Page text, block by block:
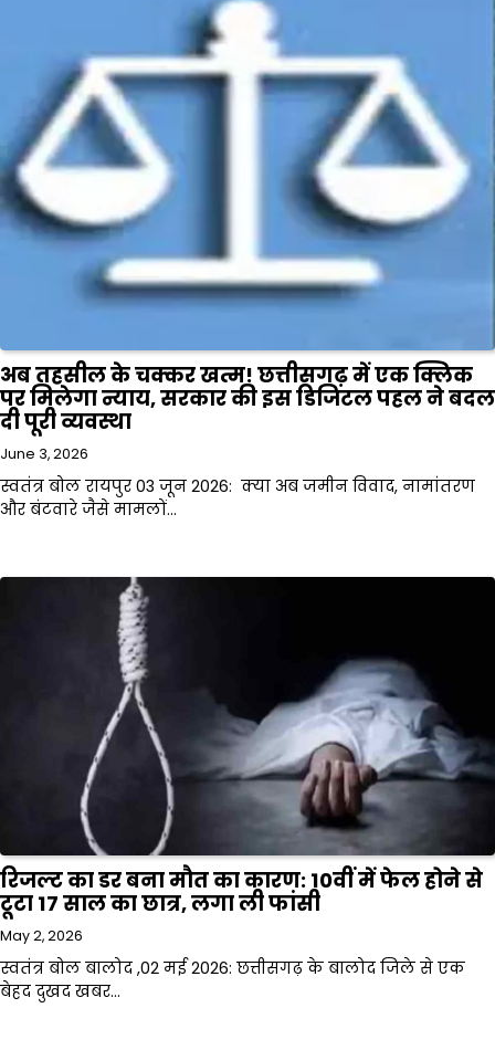
अब तहसील के चक्कर खत्म! छत्तीसगढ़ में एक क्लिक
पर मिलेगा न्याय, सरकार की इस डिजिटल पहल ने बदल
दी पूरी व्यवस्था
June 3, 2026
स्वतंत्र बोल रायपुर 03 जून 2026: क्या अब जमीन विवाद, नामांतरण
और बंटवारे जैसे मामलों…
रिजल्ट का डर बना मौत का कारण: 10वीं में फेल होने से
टूटा 17 साल का छात्र, लगा ली फांसी
May 2, 2026
स्वतंत्र बोल बालोद ,02 मई 2026: छत्तीसगढ़ के बालोद जिले से एक
बेहद दुखद खबर…